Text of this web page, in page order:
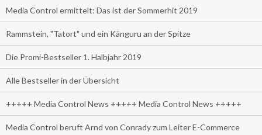
Media Control ermittelt: Das ist der Sommerhit 2019
Rammstein, "Tatort" und ein Känguru an der Spitze
Die Promi-Bestseller 1. Halbjahr 2019
Alle Bestseller in der Übersicht
+++++ Media Control News +++++ Media Control News +++++
Media Control beruft Arnd von Conrady zum Leiter E-Commerce